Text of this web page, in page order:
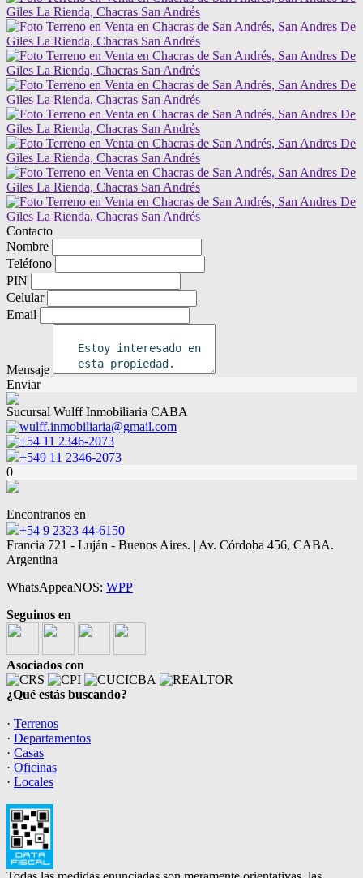
Contacto
Nombre
Teléfono
PIN
Celular
Email
Mensaje
Enviar
Sucursal Wulff Inmobiliaria CABA
wulff.inmobiliaria@gmail.com
+54 11 2346-2073
+549 11 2346-2073
0
Encontranos en
+54 9 2323 44-6150
Francia 721 - Luján - Buenos Aires. | Av. Córdoba 456, CABA.
Argentina
WhatsAppeaNOS: WPP
Seguinos en
Asociados con
¿Qué estás buscando?
· Terrenos
· Departamentos
· Casas
· Oficinas
· Locales